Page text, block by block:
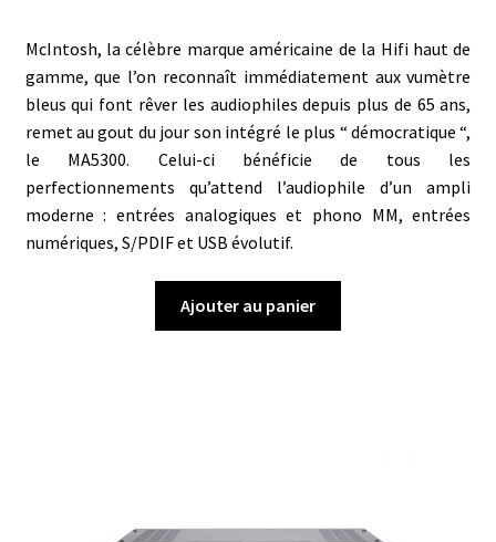
McIntosh, la célèbre marque américaine de la Hifi haut de
gamme, que l’on reconnaît immédiatement aux vumètre
bleus qui font rêver les audiophiles depuis plus de 65 ans,
remet au gout du jour son intégré le plus “ démocratique “,
le MA5300. Celui-ci bénéficie de tous les
perfectionnements qu’attend l’audiophile d’un ampli
moderne : entrées analogiques et phono MM, entrées
numériques, S/PDIF et USB évolutif.
Ajouter au panier